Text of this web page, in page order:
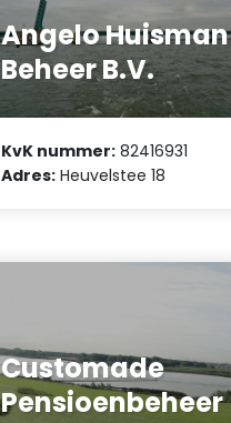
Angelo Huisman
Beheer B.V.
KvK nummer: 82416931
Adres: Heuvelstee 18
Customade
Pensioenbeheer